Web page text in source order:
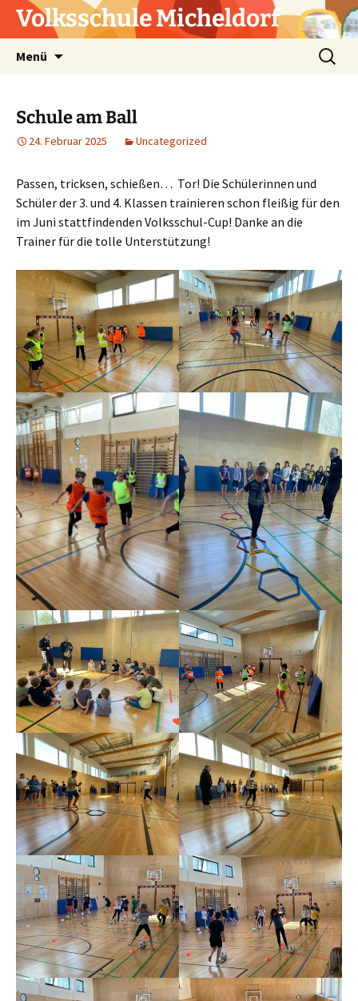
Zum
InhaltVolksschule Micheldorf
Menü
Suchen
nach:
Schule am Ball
24. Februar 2025 Uncategorized
Passen, tricksen, schießen… Tor! Die Schülerinnen und
Schüler der 3. und 4. Klassen trainieren schon fleißig für den
im Juni stattfindenden Volksschul-Cup! Danke an die
Trainer für die tolle Unterstützung!